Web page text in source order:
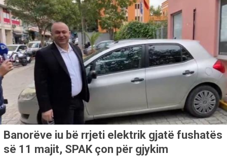
Banorëve iu bë rrjeti elektrik gjatë fushatës
së 11 majit, SPAK çon për gjykim